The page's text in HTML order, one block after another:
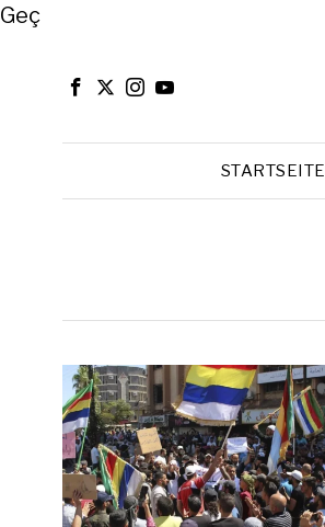
Close
Geç
STARTSEITE